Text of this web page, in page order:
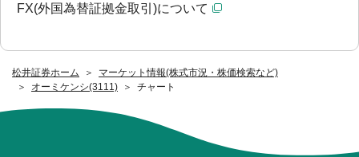
松井証券ホーム
マーケット情報(株式市況・株価検索など)
オーミケンシ(3111)
チャート
FX(外国為替証拠金取引)について